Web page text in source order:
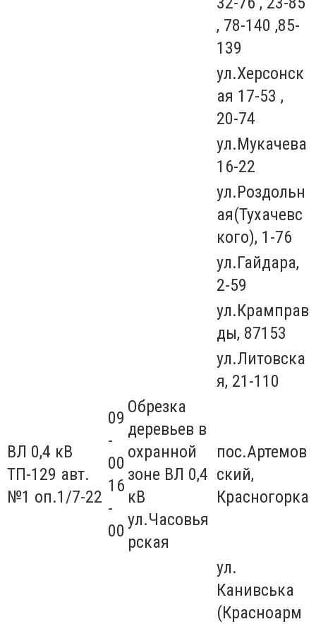
, 78-140 ,85-
139
ул.Херсонск
ая 17-53 ,
20-74
ул.Мукачева
16-22
ул.Роздольн
ая(Тухачевс
кого), 1-76
ул.Гайдара,
2-59
ул.Крамправ
ды, 87153
ул.Литовска
я, 21-110
ВЛ 0,4 кВ
ТП-129 авт.
№1 оп.1/7-22
09
-
00
16
-
00
Обрезка
деревьев в
охранной
зоне ВЛ 0,4
кВ
ул.Часовья
рская
пос.Артемов
ский,
Красногорка
ул.
Канивська
(Красноарм